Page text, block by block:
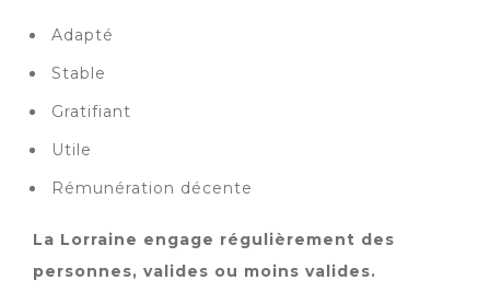
Adapté
Stable
Gratifiant
Utile
Rémunération décente
La Lorraine engage régulièrement des
personnes, valides ou moins valides.